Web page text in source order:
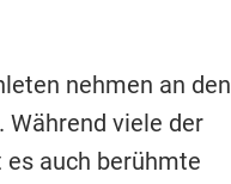
nehmen an den
Während viele der
auch berühmte